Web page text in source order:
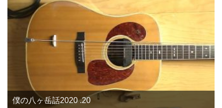
僕の八ヶ岳話2020 .20